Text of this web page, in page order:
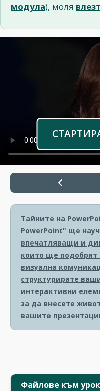
Файлове към
модула), моля
Тайните на
PowerPoint" ще
впечатляващи и
които ще
визуална
структурирате
интерактивни
за да внесете
вашите